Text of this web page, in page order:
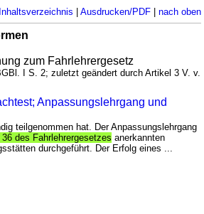
Inhaltsverzeichnis | Ausdrucken/PDF| nach oben
zum Fahrlehrergesetz
I S. 2; zuletzt geändert durch Artikel 3 V. v.
Anpassungslehrgang und
teilgenommen hat. Der Anpassungslehrgang
36 des Fahrlehrergesetzes anerkannten
durchgeführt. Der Erfolg eines ...